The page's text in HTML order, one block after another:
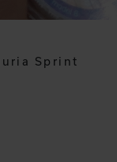
Sprint